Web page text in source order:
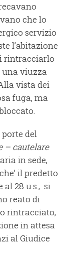
che lo
servizio
l’abitazione
rintracciarlo
una viuzza
vista dei
fuga, ma
porte del
– cautelare
in sede,
il predetto
28 u.s., si
reato di
rintracciato,
in attesa
al Giudice